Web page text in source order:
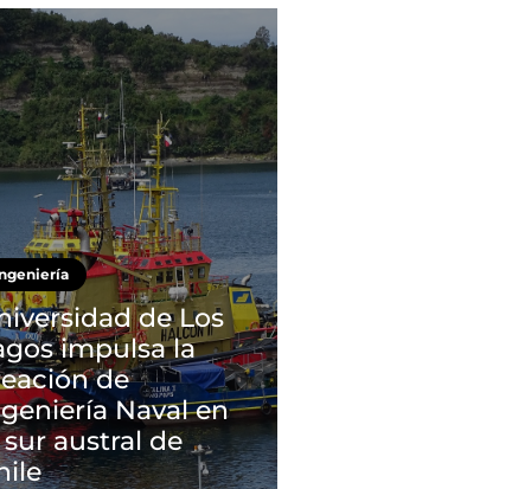
de Los
impulsa la
de
Naval en
austral de